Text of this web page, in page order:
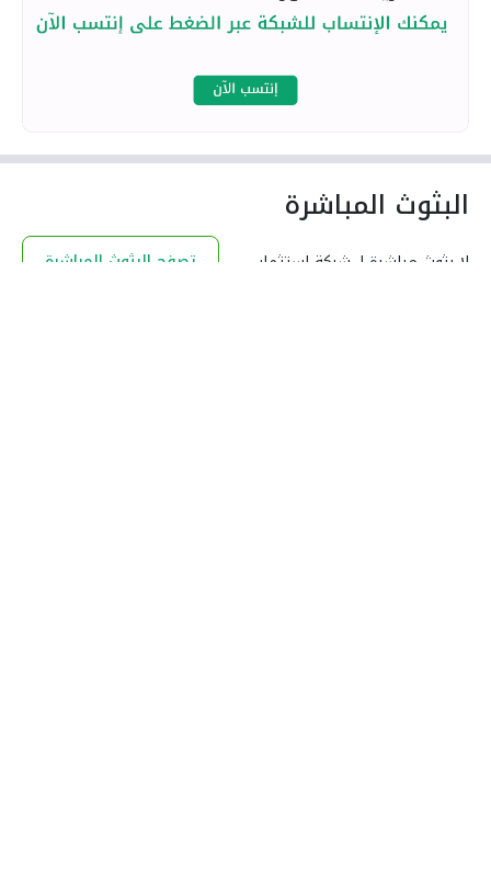
البثوث المباشرة
لا بثوث مباشرة لـ شركة إستثمار تصفح البثوث المباشرة